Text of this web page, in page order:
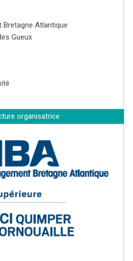
Bretagne Atlantique
Gueux
organisatrice